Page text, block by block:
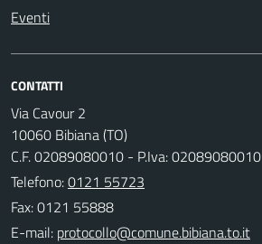
Eventi
CONTATTI
Via Cavour 2
10060 Bibiana (TO)
C.F. 02089080010 - P.Iva: 02089080010
Telefono:0121 55723
Fax: 0121 55888
E-mail: